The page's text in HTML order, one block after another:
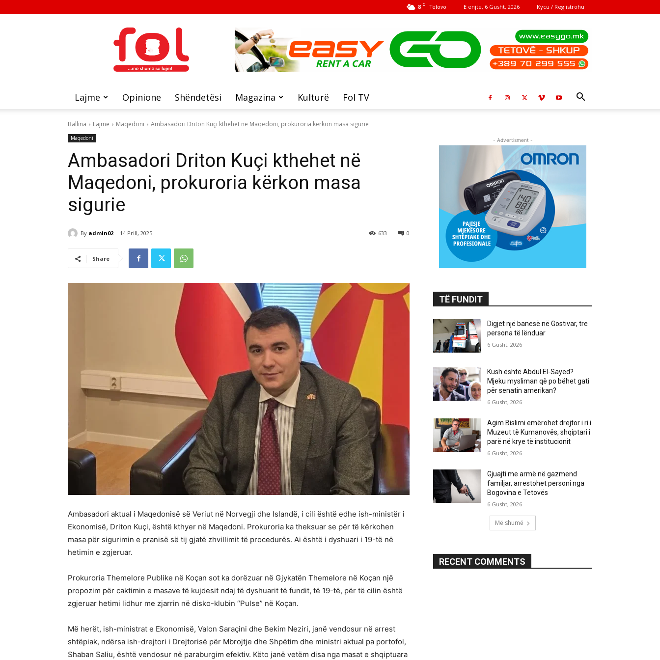
8 C Tetovo E enjte, 6 Gusht, 2026 Kycu / Regjistrohu
FOL
Lajme Opinione Shëndetësi Magazina Kulturë Fol TV
Ballina Lajme Maqedoni Ambasadori Driton Kuçi kthehet në Maqedoni, prokuroria kërkon masa sigurie
Maqedoni
Ambasadori Driton Kuçi kthehet në
Maqedoni, prokuroria kërkon masa
sigurie
By admin02 14 Prill, 2025 0
633
Share
Ambasadori aktual i Maqedonisë së Veriut në Norvegji dhe Islandë, i cili është edhe ish-ministër i
Ekonomisë, Driton Kuçi, është kthyer në Maqedoni. Prokuroria ka theksuar se për të kërkohen
masa për sigurimin e pranisë së tij gjatë zhvillimit të procedurës. Ai është i dyshuari i 19-të në
hetimin e zgjeruar.
Prokuroria Themelore Publike në Koçan sot ka dorëzuar në Gjykatën Themelore në Koçan një
propozim për caktimin e masave të kujdesit ndaj të dyshuarit të fundit, të 19-të, për të cilin është
zgjeruar hetimi lidhur me zjarrin në disko-klubin “Pulse” në Koçan.
Më herët, ish-ministrat e Ekonomisë, Valon Saraçini dhe Bekim Neziri, janë vendosur në arrest
shtëpiak, ndërsa ish-drejtori i Drejtorisë për Mbrojtje dhe Shpëtim dhe ministri aktual pa portofol,
Shaban Saliu, është vendosur në paraburgim efektiv. Këto janë vetëm disa nga masat e shqiptuara
- Advertisment -
TË FUNDIT
Digjet një banesë në Gostivar, tre
persona të lënduar
6 Gusht, 2026
Kush është Abdul El-Sayed?
Mjeku mysliman që po bëhet gati
për senatin amerikan?
6 Gusht, 2026
Agim Bislimi emërohet drejtor i ri i
Muzeut të Kumanovës, shqiptari i
parë në krye të institucionit
6 Gusht, 2026
Gjuajti me armë në gazmend
familjar, arrestohet personi nga
Bogovina e Tetovës
6 Gusht, 2026
Më shumë
RECENT COMMENTS